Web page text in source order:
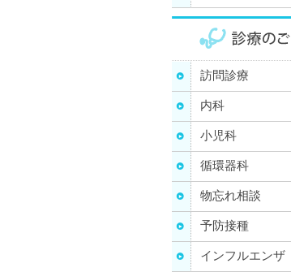
訪問診療
内科
小児科
循環器科
物忘れ相談
予防接種
インフルエンザ